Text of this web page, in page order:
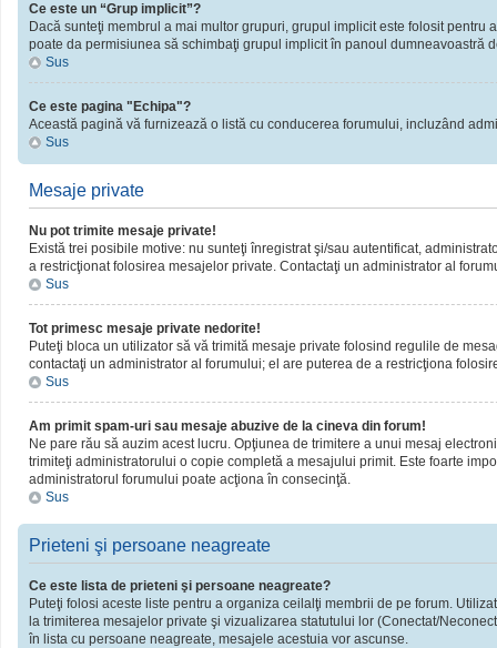
Ce este un “Grup implicit”?
Dacă sunteţi membrul a mai multor grupuri, grupul implicit este folosit
poate da permisiunea să schimbaţi grupul implicit în panoul dumneavoastră
Sus
Ce este pagina "Echipa"?
Această pagină vă furnizează o listă cu conducerea forumului, incluzând
Sus
Mesaje private
Nu pot trimite mesaje private!
Există trei posibile motive: nu sunteţi înregistrat şi/sau autentificat,
a restricţionat folosirea mesajelor private. Contactaţi un administrator al
Sus
Tot primesc mesaje private nedorite!
Puteţi bloca un utilizator să vă trimită mesaje private folosind regulile de
contactaţi un administrator al forumului; el are puterea de a restricţiona
Sus
Am primit spam-uri sau mesaje abuzive de la cineva din forum!
Ne pare rău să auzim acest lucru. Opţiunea de trimitere a unui mesaj
trimiteţi administratorului o copie completă a mesajului primit. Este foarte
administratorul forumului poate acţiona în consecinţă.
Sus
Prieteni şi persoane neagreate
Ce este lista de prieteni şi persoane neagreate?
Puteţi folosi aceste liste pentru a organiza ceilalţi membrii de pe forum.
la trimiterea mesajelor private şi vizualizarea statutului lor (Conectat/
în lista cu persoane neagreate, mesajele acestuia vor ascunse.